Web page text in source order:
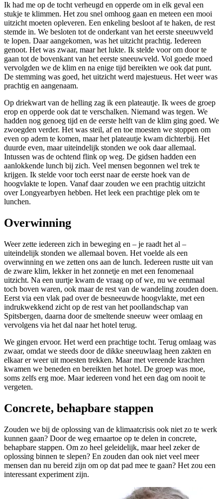
Ik had me op de tocht verheugd en opperde om in elk geval een
stukje te klimmen. Het zou snel omhoog gaan en meteen een mooi
uitzicht moeten opleveren. Een enkeling besloot af te haken, de rest
stemde in. We besloten tot de onderkant van het eerste sneeuwveld
te lopen. Daar aangekomen, was het uitzicht prachtig. Iedereen
genoot. Het was zwaar, maar het lukte. Ik stelde voor om door te
gaan tot de bovenkant van het eerste sneeuwveld. Vol goede moed
vervolgden we de klim en na enige tijd bereikten we ook dat punt.
De stemming was goed, het uitzicht werd majestueus. Het weer was
prachtig en aangenaam.
Op driekwart van de helling zag ik een plateautje. Ik wees de groep
erop en opperde ook dat te verschalken. Niemand was tegen. We
hadden nog genoeg tijd en de eerste helft van de klim ging goed. We
zwoegden verder. Het was steil, af en toe moesten we stoppen om
even op adem te komen, maar het plateautje kwam dichterbij. Het
duurde even, maar uiteindelijk stonden we ook daar allemaal.
Intussen was de ochtend flink op weg. De gidsen hadden een
aanlokkende lunch bij zich. Veel mensen begonnen wel trek te
krijgen. Ik stelde voor toch eerst naar de eerste hoek van de
hoogvlakte te lopen. Vanaf daar zouden we een prachtig uitzicht
over Longyearbyen hebben. Het leek een prachtige plek om te
lunchen.
Overwinning
Weer zette iedereen zich in beweging en – je raadt het al –
uiteindelijk stonden we allemaal boven. Het voelde als een
overwinning en we zetten ons aan de lunch. Iedereen rustte uit van
de zware klim, lekker in het zonnetje en met een fenomenaal
uitzicht. Na een uurtje kwam de vraag op of we, nu we eenmaal
toch boven waren, ook maar de rest van de wandeling zouden doen.
Eerst via een vlak pad over de besneeuwde hoogvlakte, met een
indrukwekkend zicht op de rest van het poollandschap van
Spitsbergen, daarna door de smeltende sneeuw weer omlaag en
vervolgens via het dal naar het hotel terug.
We gingen ervoor. Het werd een prachtige tocht. Terug omlaag was
zwaar, omdat we steeds door de dikke sneeuwlaag heen zakten en
elkaar er weer uit moesten trekken. Maar met vereende krachten
kwamen we beneden en bereikten het hotel. De groep was moe,
soms zelfs erg moe. Maar iedereen vond het een dag om nooit te
vergeten.
Concrete, behapbare stappen
Zouden we bij de oplossing van de klimaatcrisis ook niet zo te werk
kunnen gaan? Door de weg ernaartoe op te delen in concrete,
behapbare stappen. Om zo heel geleidelijk, maar heel zeker de
oplossing binnen te slepen? En zouden dan ook niet veel meer
mensen dan nu bereid zijn om op dat pad mee te gaan? Het zou een
interessant experiment zijn.